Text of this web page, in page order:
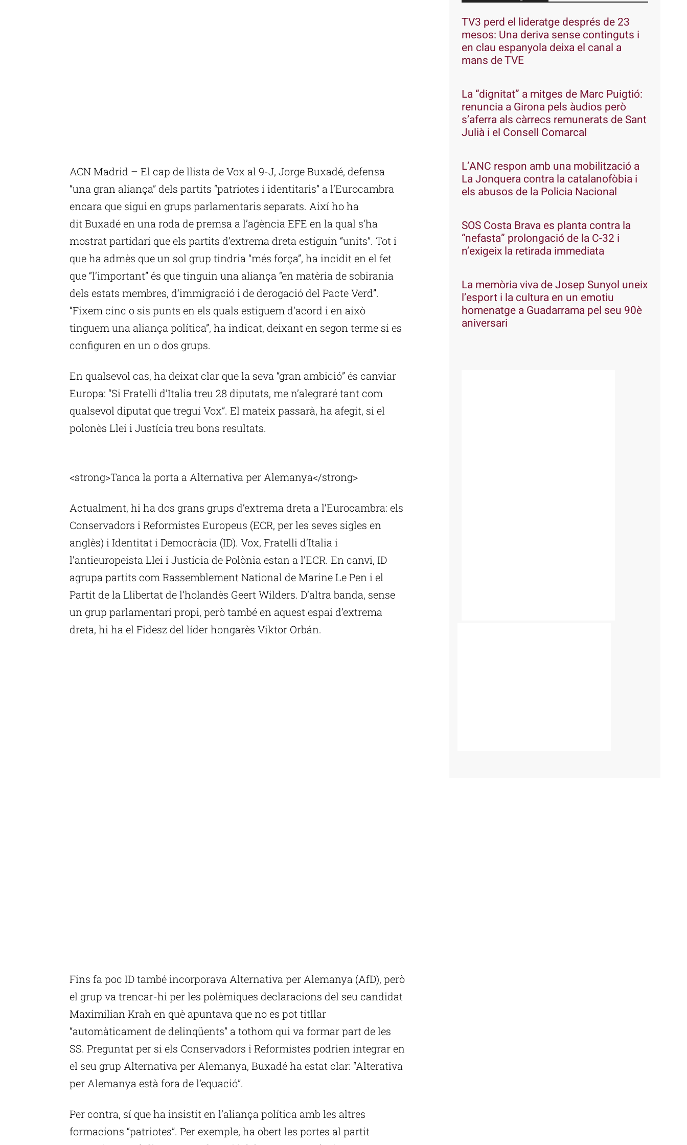
ACN Madrid – El cap de llista de Vox al 9-J, Jorge Buxadé, defensa
“una gran aliança” dels partits “patriotes i identitaris” a l’Eurocambra
encara que sigui en grups parlamentaris separats. Així ho ha
dit Buxadé en una roda de premsa a l’agència EFE en la qual s’ha
mostrat partidari que els partits d’extrema dreta estiguin “units”. Tot i
que ha admès que un sol grup tindria “més força”, ha incidit en el fet
que “l’important” és que tinguin una aliança “en matèria de sobirania
dels estats membres, d’immigració i de derogació del Pacte Verd”.
“Fixem cinc o sis punts en els quals estiguem d’acord i en això
tinguem una aliança política”, ha indicat, deixant en segon terme si es
configuren en un o dos grups.
En qualsevol cas, ha deixat clar que la seva “gran ambició” és canviar
Europa: “Si Fratelli d’Italia treu 28 diputats, me n’alegraré tant com
qualsevol diputat que tregui Vox”. El mateix passarà, ha afegit, si el
polonès Llei i Justícia treu bons resultats.
<strong>Tanca la porta a Alternativa per Alemanya</strong>
Actualment, hi ha dos grans grups d’extrema dreta a l’Eurocambra: els
Conservadors i Reformistes Europeus (ECR, per les seves sigles en
anglès) i Identitat i Democràcia (ID). Vox, Fratelli d’Italia i
l’antieuropeista Llei i Justícia de Polònia estan a l’ECR. En canvi, ID
agrupa partits com Rassemblement National de Marine Le Pen i el
Partit de la Llibertat de l’holandès Geert Wilders. D’altra banda, sense
un grup parlamentari propi, però també en aquest espai d’extrema
dreta, hi ha el Fidesz del líder hongarès Viktor Orbán.
Fins fa poc ID també incorporava Alternativa per Alemanya (AfD), però
el grup va trencar-hi per les polèmiques declaracions del seu candidat
Maximilian Krah en què apuntava que no es pot titllar
“automàticament de delinqüents” a tothom qui va formar part de les
SS. Preguntat per si els Conservadors i Reformistes podrien integrar en
el seu grup Alternativa per Alemanya, Buxadé ha estat clar: “Alterativa
per Alemanya està fora de l’equació”.
Per contra, sí que ha insistit en l’aliança política amb les altres
formacions “patriotes”. Per exemple, ha obert les portes al partit
TV3 perd el lideratge després de 23
mesos: Una deriva sense continguts i
en clau espanyola deixa el canal a
mans de TVE
La “dignitat” a mitges de Marc Puigtió:
renuncia a Girona pels àudios però
s’aferra als càrrecs remunerats de Sant
Julià i el Consell Comarcal
L’ANC respon amb una mobilització a
La Jonquera contra la catalanofòbia i
els abusos de la Policia Nacional
SOS Costa Brava es planta contra la
“nefasta” prolongació de la C-32 i
n’exigeix la retirada immediata
La memòria viva de Josep Sunyol uneix
l’esport i la cultura en un emotiu
homenatge a Guadarrama pel seu 90è
aniversari